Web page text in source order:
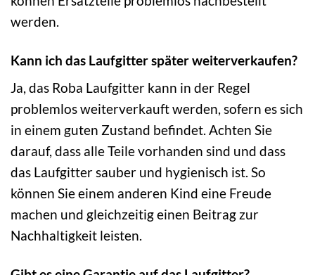
werden.
Kann ich das Laufgitter später weiterverkaufen?
Ja, das Roba Laufgitter kann in der Regel
problemlos weiterverkauft werden, sofern es sich
in einem guten Zustand befindet. Achten Sie
darauf, dass alle Teile vorhanden sind und dass
das Laufgitter sauber und hygienisch ist. So
können Sie einem anderen Kind eine Freude
machen und gleichzeitig einen Beitrag zur
Nachhaltigkeit leisten.